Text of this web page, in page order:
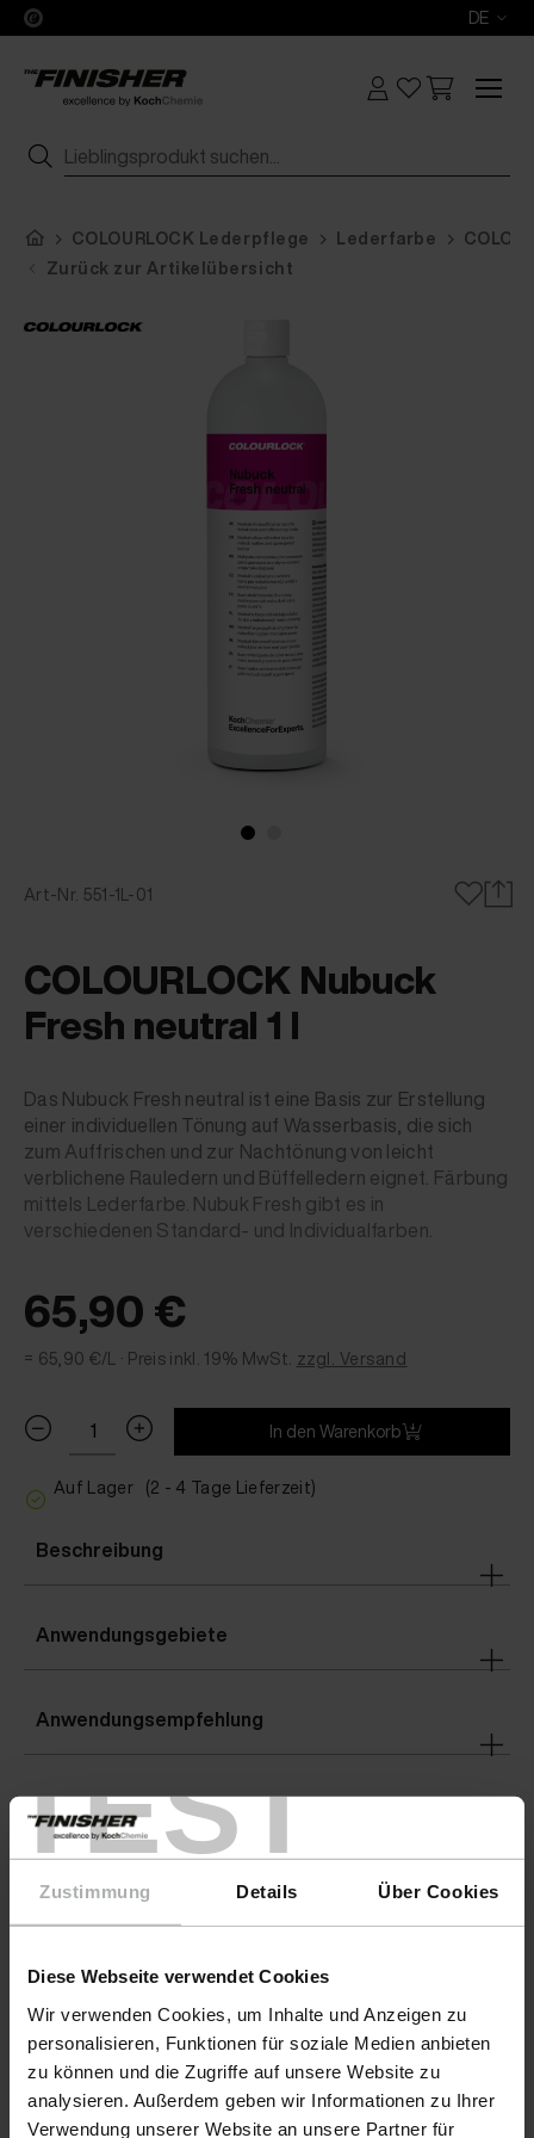
TEST
Zustimmung Details Über Cookies
Diese Webseite verwendet Cookies
Wir verwenden Cookies, um Inhalte und Anzeigen zu
personalisieren, Funktionen für soziale Medien anbieten
zu können und die Zugriffe auf unsere Website zu
analysieren. Außerdem geben wir Informationen zu Ihrer
Verwendung unserer Website an unsere Partner für
DE
COLOURLOCK Lederpflege Lederfarbe
Zurück zur Artikelübersicht
Art-Nr. 551-1L-01
COLOURLOCK Nubuck
Fresh neutral 1 l
Das Nubuck Fresh neutral ist eine Basis zur Erstellung
einer individuellen Tönung auf Wasserbasis, die sich
zum Auffrischen und zur Nachtönung von leicht
verblichene Rauledern und Büffelledern eignet. Färbung
mittels Lederfarbe. Nubuk Fresh gibt es in
verschiedenen Standard- und Individualfarben.
65,90 €
= 65,90 €/L · Preis inkl. 19% MwSt. zzgl. Versand
In den Warenkorb
Auf Lager (2 - 4 Tage Lieferzeit)
Beschreibung
Anwendungsgebiete
Anwendungsempfehlung
Warnhinweise
Details
Gefahrenhinweise
Downloads